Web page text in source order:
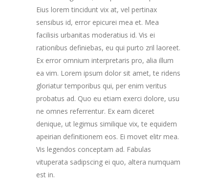
Eius lorem tincidunt vix at, vel pertinax
sensibus id, error epicurei mea et. Mea
facilisis urbanitas moderatius id. Vis ei
rationibus definiebas, eu qui purto zril laoreet.
Ex error omnium interpretaris pro, alia illum
ea vim. Lorem ipsum dolor sit amet, te ridens
gloriatur temporibus qui, per enim veritus
probatus ad. Quo eu etiam exerci dolore, usu
ne omnes referrentur. Ex eam diceret
denique, ut legimus similique vix, te equidem
apeirian definitionem eos. Ei movet elitr mea.
Vis legendos conceptam ad. Fabulas
vituperata sadipscing ei quo, altera numquam
est in.